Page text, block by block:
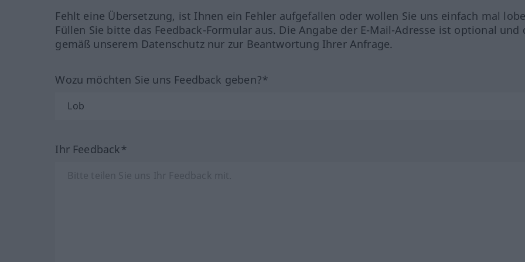
Fehlt eine Übersetzung, ist Ihnen ein Fehler aufgefallen oder wollen Sie uns einfach mal
Füllen Sie bitte das Feedback-Formular aus. Die Angabe der E-Mail-Adresse ist optional und
gemäß unserem Datenschutz nur zur Beantwortung Ihrer Anfrage.
Wozu möchten Sie uns Feedback geben?*
Ihr Feedback*